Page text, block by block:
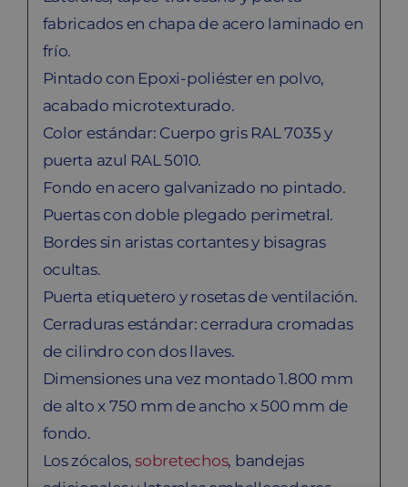
fabricados en chapa de acero laminado en
frío.
Pintado con Epoxi-poliéster en polvo,
acabado microtexturado.
Color estándar: Cuerpo gris RAL 7035 y
puerta azul RAL 5010.
Fondo en acero galvanizado no pintado.
Puertas con doble plegado perimetral.
Bordes sin aristas cortantes y bisagras
ocultas.
Puerta etiquetero y rosetas de ventilación.
Cerraduras estándar: cerradura cromadas
de cilindro con dos llaves.
Dimensiones una vez montado 1.800 mm
de alto x 750 mm de ancho x 500 mm de
fondo.
Los zócalos,sobretechos, bandejas